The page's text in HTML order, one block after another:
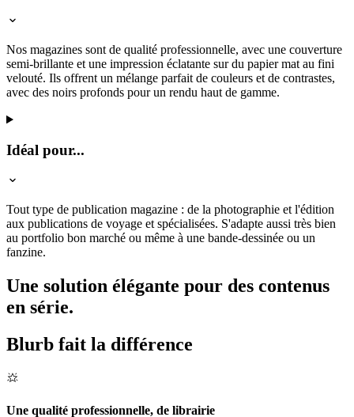
Nos magazines sont de qualité professionnelle, avec une couverture
semi-brillante et une impression éclatante sur du papier mat au fini
velouté. Ils offrent un mélange parfait de couleurs et de contrastes,
avec des noirs profonds pour un rendu haut de gamme.
Idéal pour...
Tout type de publication magazine : de la photographie et l'édition
aux publications de voyage et spécialisées. S'adapte aussi très bien
au portfolio bon marché ou même à une bande-dessinée ou un
fanzine.
Une solution élégante pour des contenus
en série.
Blurb fait la différence
Une qualité professionnelle, de librairie